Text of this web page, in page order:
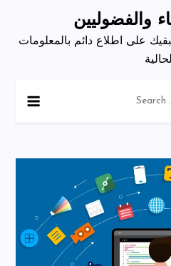
content
والفضوليين
على اطلاع دائم بالمعلومات
الحالية
for: